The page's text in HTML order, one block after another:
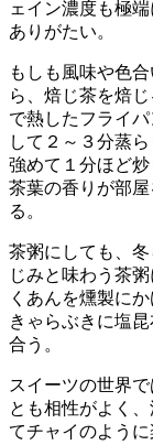
ェイン濃度も極
ありがたい。
もしも風味や色
ら、焙じ茶を焙
で熱したフライ
して２～３分蒸
強めて１分ほど
茶葉の香りが部
る。
茶粥にしても、
じみと味わう茶
くあんを燻製に
きゃらぶきに塩
合う。
スイーツの世界
とも相性がよく
てチャイのよう